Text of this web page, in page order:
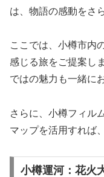
は、物語の感動をさ
ここでは、小樽市内
感じる旅をご提案し
ではの魅力も一緒に
さらに、小樽フィル
マップを活用すれば
小樽運河：花火